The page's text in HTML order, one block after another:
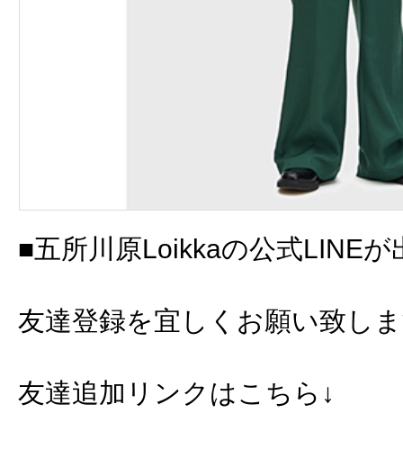
■五所川原Loikkaの公式LINEが
友達登録を宜しくお願い致しま
友達追加リンクはこちら↓